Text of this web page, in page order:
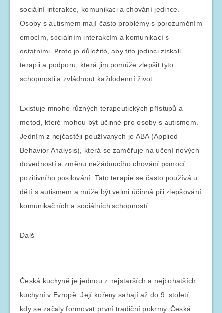
sociální interakce, komunikaci a chování jedince.
Osoby s autismem mají často problémy s porozuměním
emocím, sociálním interakcím a komunikací s
ostatními. Proto je důležité, aby tito jedinci získali
terapii a podporu, která jim pomůže zlepšit tyto
schopnosti a zvládnout každodenní život.
Existuje mnoho různých terapeutických přístupů a
metod, které mohou být účinné pro osoby s autismem.
Jedním z nejčastěji používaných je ABA (Applied
Behavior Analysis), která se zaměřuje na učení nových
dovedností a změnu nežádoucího chování pomocí
pozitivního posilování. Tato terapie se často používá u
dětí s autismem a může být velmi účinná při zlepšování
komunikačních a sociálních schopností.
Dalš
Česká kuchyně je jednou z nejstarších a nejbohatších
kuchyní v Evropě. Její kořeny sahají až do 9. století,
kdy se začaly formovat první tradiční pokrmy. Česká